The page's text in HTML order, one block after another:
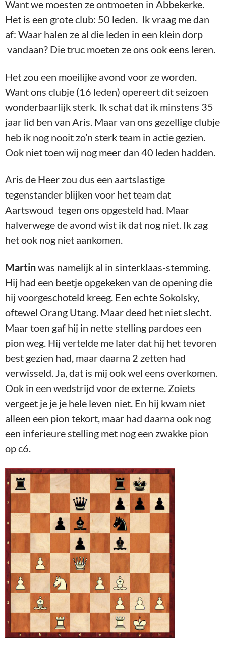
Want we moesten ze ontmoeten in Abbekerke.
Het is een grote club: 50 leden. Ik vraag me dan
af: Waar halen ze al die leden in een klein dorp
vandaan? Die truc moeten ze ons ook eens leren.
Het zou een moeilijke avond voor ze worden.
Want ons clubje (16 leden) opereert dit seizoen
wonderbaarlijk sterk. Ik schat dat ik minstens 35
jaar lid ben van Aris. Maar van ons gezellige clubje
heb ik nog nooit zo’n sterk team in actie gezien.
Ook niet toen wij nog meer dan 40 leden hadden.
Aris de Heer zou dus een aartslastige
tegenstander blijken voor het team dat
Aartswoud tegen ons opgesteld had. Maar
halverwege de avond wist ik dat nog niet. Ik zag
het ook nog niet aankomen.
Martinwas namelijk al in sinterklaas-stemming.
Hij had een beetje opgekeken van de opening die
hij voorgeschoteld kreeg. Een echte Sokolsky,
oftewel Orang Utang. Maar deed het niet slecht.
Maar toen gaf hij in nette stelling pardoes een
pion weg. Hij vertelde me later dat hij het tevoren
best gezien had, maar daarna 2 zetten had
verwisseld. Ja, dat is mij ook wel eens overkomen.
Ook in een wedstrijd voor de externe. Zoiets
vergeet je je je hele leven niet. En hij kwam niet
alleen een pion tekort, maar had daarna ook nog
een inferieure stelling met nog een zwakke pion
op c6.